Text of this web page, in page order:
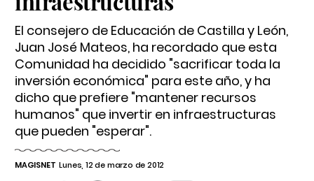
El consejero de Educación de Castilla y León,
Juan José Mateos, ha recordado que esta
Comunidad ha decidido "sacrificar toda la
inversión económica" para este año, y ha
dicho que prefiere "mantener recursos
humanos" que invertir en infraestructuras
que pueden "esperar".
MAGISNET Lunes, 12 de marzo de 2012